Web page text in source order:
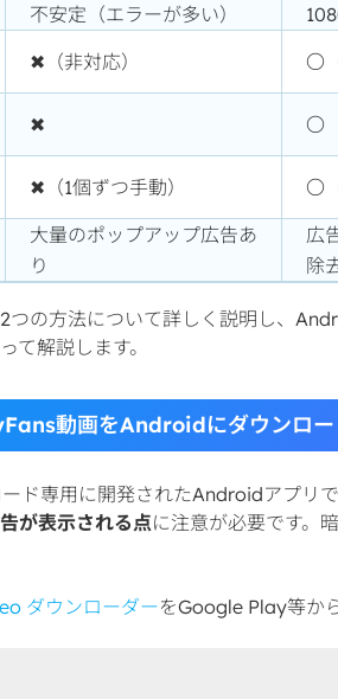
不安定（エラーが多い）
✖（非対応）
〇
✖
〇
✖（1個ずつ手動） 〇
大量のポップアップ広告あ
り
広
除
つの方法について詳しく説明し、
て解説します。
動画をAndroidにダウンロー
ド専用に開発されたAndroidアプリで
が表示される点に注意が必要です。
ダウンローダーをGoogle Play等か